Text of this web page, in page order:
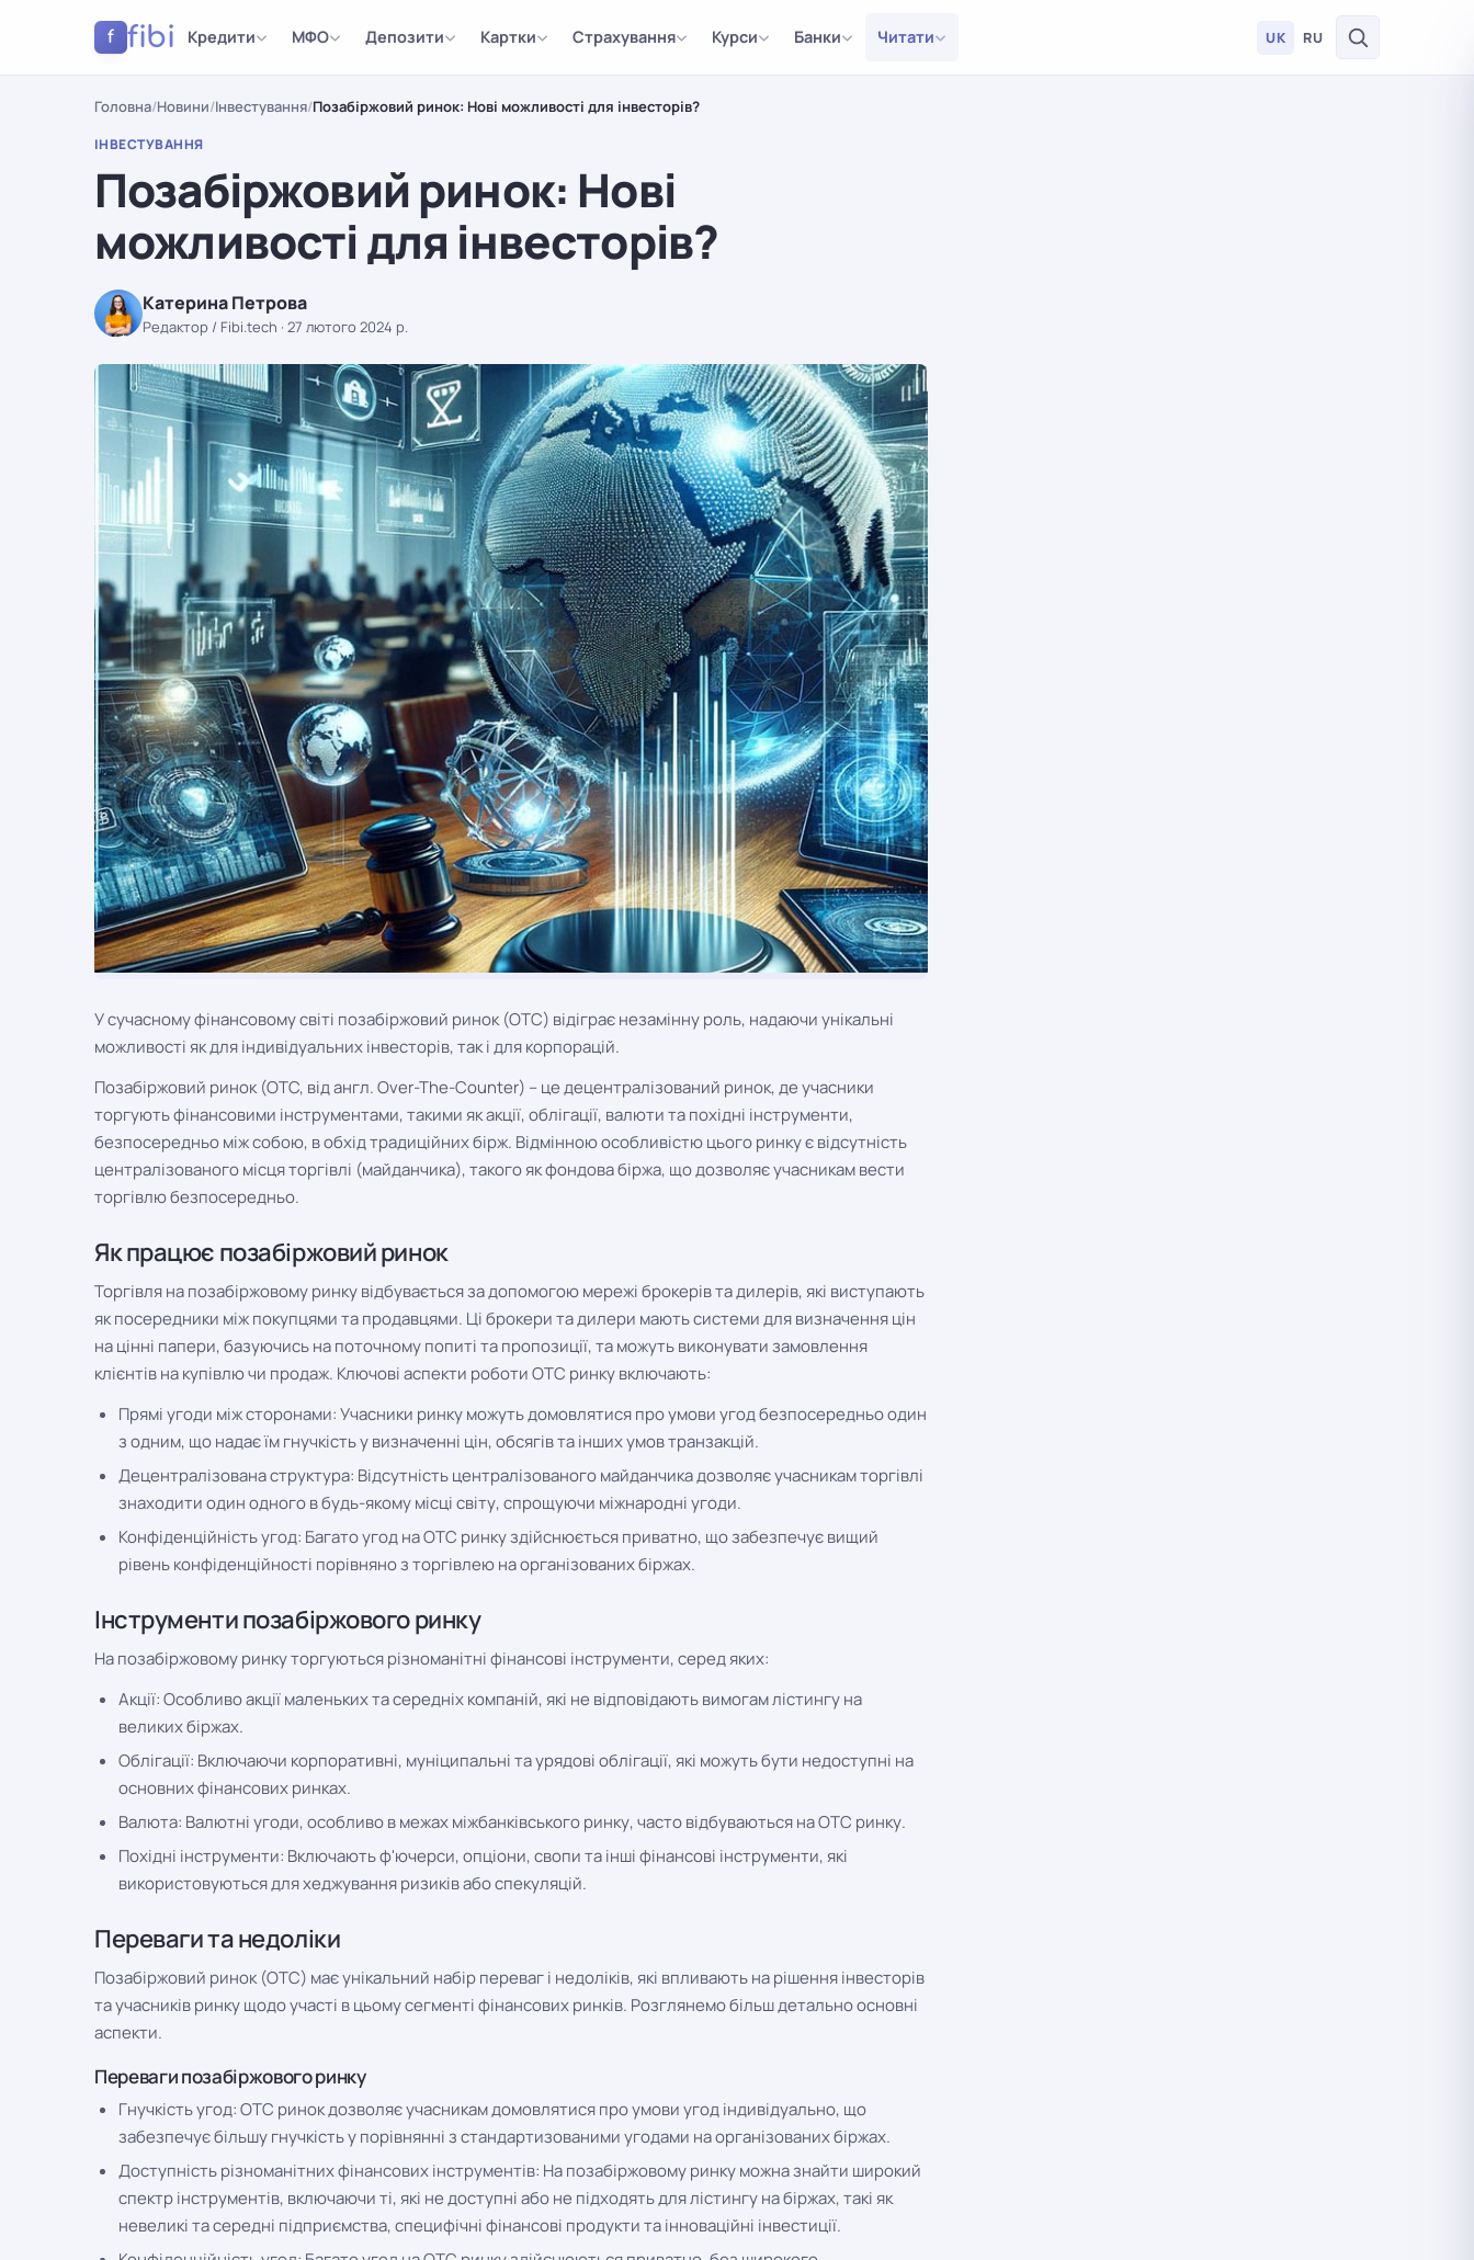
f fibi Кредити МФО Депозити Картки Страхування Курси Банки Читати UK RU
Головна/Новини/Інвестування/Позабіржовий ринок: Нові можливості для інвесторів?
ІНВЕСТУВАННЯ
Позабіржовий ринок: Нові
можливості для інвесторів?
Катерина Петрова
Редактор / Fibi.tech · 27 лютого 2024 р.
ІНВЕСТУВАННЯ
У сучасному фінансовому світі позабіржовий ринок (OTC) відіграє незамінну роль, надаючи унікальні
можливості як для індивідуальних інвесторів, так і для корпорацій.
Позабіржовий ринок (OTC, від англ. Over-The-Counter) – це децентралізований ринок, де учасники
торгують фінансовими інструментами, такими як акції, облігації, валюти та похідні інструменти,
безпосередньо між собою, в обхід традиційних бірж. Відмінною особливістю цього ринку є відсутність
централізованого місця торгівлі (майданчика), такого як фондова біржа, що дозволяє учасникам вести
торгівлю безпосередньо.
Як працює позабіржовий ринок
Торгівля на позабіржовому ринку відбувається за допомогою мережі брокерів та дилерів, які виступають
як посередники між покупцями та продавцями. Ці брокери та дилери мають системи для визначення цін
на цінні папери, базуючись на поточному попиті та пропозиції, та можуть виконувати замовлення
клієнтів на купівлю чи продаж. Ключові аспекти роботи OTC ринку включають:
Прямі угоди між сторонами: Учасники ринку можуть домовлятися про умови угод безпосередньо один
з одним, що надає їм гнучкість у визначенні цін, обсягів та інших умов транзакцій.
Децентралізована структура: Відсутність централізованого майданчика дозволяє учасникам торгівлі
знаходити один одного в будь-якому місці світу, спрощуючи міжнародні угоди.
Конфіденційність угод: Багато угод на OTC ринку здійснюється приватно, що забезпечує вищий
рівень конфіденційності порівняно з торгівлею на організованих біржах.
Інструменти позабіржового ринку
На позабіржовому ринку торгуються різноманітні фінансові інструменти, серед яких:
Акції: Особливо акції маленьких та середніх компаній, які не відповідають вимогам лістингу на
великих біржах.
Облігації: Включаючи корпоративні, муніципальні та урядові облігації, які можуть бути недоступні на
основних фінансових ринках.
Валюта: Валютні угоди, особливо в межах міжбанківського ринку, часто відбуваються на OTC ринку.
Похідні інструменти: Включають ф'ючерси, опціони, свопи та інші фінансові інструменти, які
використовуються для хеджування ризиків або спекуляцій.
Переваги та недоліки
Позабіржовий ринок (OTC) має унікальний набір переваг і недоліків, які впливають на рішення інвесторів
та учасників ринку щодо участі в цьому сегменті фінансових ринків. Розглянемо більш детально основні
аспекти.
Переваги позабіржового ринку
Гнучкість угод: OTC ринок дозволяє учасникам домовлятися про умови угод індивідуально, що
забезпечує більшу гнучкість у порівнянні з стандартизованими угодами на організованих біржах.
Доступність різноманітних фінансових інструментів: На позабіржовому ринку можна знайти широкий
спектр інструментів, включаючи ті, які не доступні або не підходять для лістингу на біржах, такі як
невеликі та середні підприємства, специфічні фінансові продукти та інноваційні інвестиції.